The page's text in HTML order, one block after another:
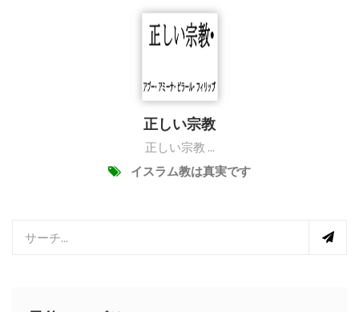
正しい宗教
正しい宗教 ...
イスラム教は真実です